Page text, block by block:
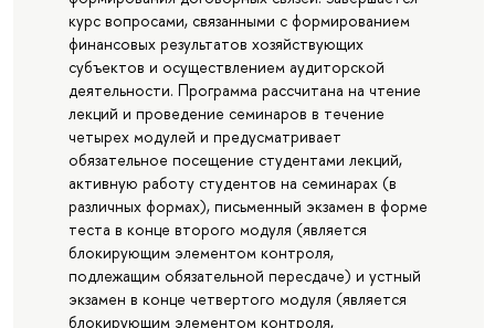
курс вопросами, связанными с формированием
финансовых результатов хозяйствующих
субъектов и осуществлением аудиторской
деятельности. Программа рассчитана на чтение
лекций и проведение семинаров в течение
четырех модулей и предусматривает
обязательное посещение студентами лекций,
активную работу студентов на семинарах (в
различных формах), письменный экзамен в форме
теста в конце второго модуля (является
блокирующим элементом контроля,
подлежащим обязательной пересдаче) и устный
экзамен в конце четвертого модуля (является
блокирующим элементом контроля,